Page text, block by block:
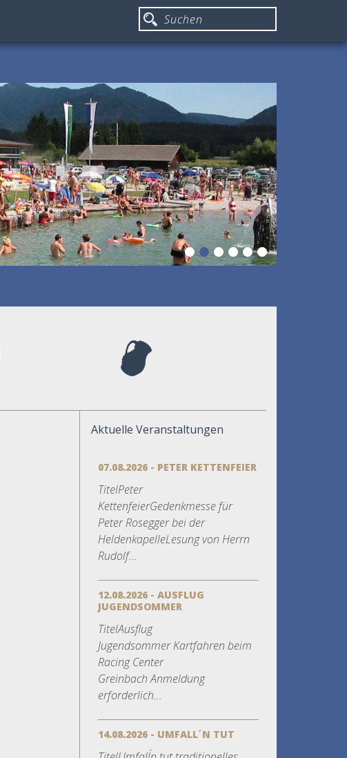
Aktuelle Veranstaltungen
07.08.2026 - PETER KETTENFEIER
TitelPeter
KettenfeierGedenkmesse für
Peter Rosegger bei der
HeldenkapelleLesung von Herrn
Rudolf...
12.08.2026 - AUSFLUG
JUGENDSOMMER
TitelAusflug
Jugendsommer Kartfahren beim
Racing Center
Greinbach Anmeldung
erforderlich...
14.08.2026 - UMFALL´N TUT